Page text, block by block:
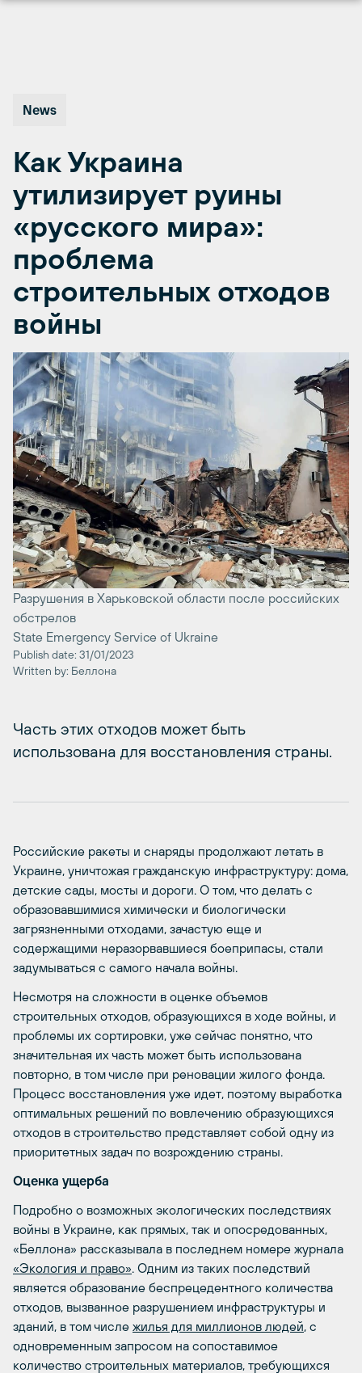
News
Как Украина
утилизирует руины
«русского мира»:
проблема
строительных отходов
войны
Разрушения в Харьковской области после российских
обстрелов
State Emergency Service of Ukraine
Publish date: 31/01/2023
Written by: Беллона
Часть этих отходов может быть
использована для восстановления страны.
Российские ракеты и снаряды продолжают летать в
Украине, уничтожая гражданскую инфраструктуру: дома,
детские сады, мосты и дороги. О том, что делать с
образовавшимися химически и биологически
загрязненными отходами, зачастую еще и
содержащими неразорвавшиеся боеприпасы, стали
задумываться с самого начала войны.
Несмотря на сложности в оценке объемов
строительных отходов, образующихся в ходе войны, и
проблемы их сортировки, уже сейчас понятно, что
значительная их часть может быть использована
повторно, в том числе при реновации жилого фонда.
Процесс восстановления уже идет, поэтому выработка
оптимальных решений по вовлечению образующихся
отходов в строительство представляет собой одну из
приоритетных задач по возрождению страны.
Оценка ущерба
Подробно о возможных экологических последствиях
войны в Украине, как прямых, так и опосредованных,
«Беллона» рассказывала в последнем номере журнала
«Экология и право». Одним из таких последствий
является образование беспрецедентного количества
отходов, вызванное разрушением инфраструктуры и
зданий, в том числе жилья для миллионов людей, с
одновременным запросом на сопоставимое
количество строительных материалов, требующихся